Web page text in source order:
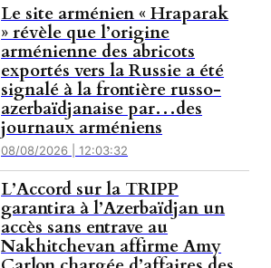
Le site arménien « Hraparak
» révèle que l’origine
arménienne des abricots
exportés vers la Russie a été
signalé à la frontière russo-
azerbaïdjanaise par…des
journaux arméniens
08/08/2026 | 12:03:32
L’Accord sur la TRIPP
garantira à l’Azerbaïdjan un
accès sans entrave au
Nakhitchevan affirme Amy